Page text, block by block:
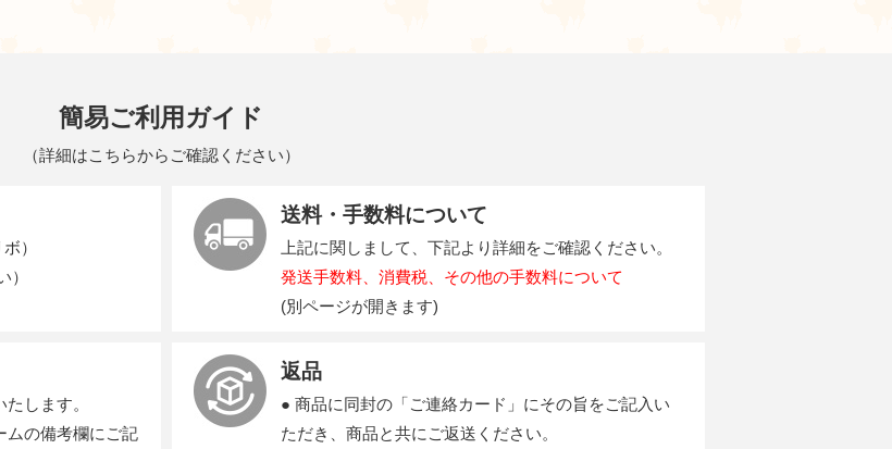
簡易ご利用ガイド
（詳細はこちらからご確認ください）
）
）
送料・手数料について
上記に関しまして、下記より詳細をご確認ください。
発送手数料、消費税、その他の手数料について
(別ページが開きます)
します。
ムの備考欄にご記
返品
● 商品に同封の「ご連絡カード」にその旨をご記入い
ただき、商品と共にご返送ください。